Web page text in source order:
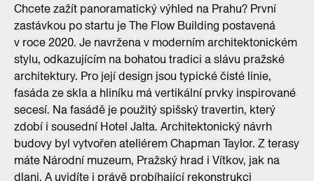
Chcete zažít panoramatický výhled na Prahu? První
zastávkou po startu je The Flow Building postavená
v roce 2020. Je navržena v moderním architektonickém
stylu, odkazujícím na bohatou tradici a slávu pražské
architektury. Pro její design jsou typické čisté linie,
fasáda ze skla a hliníku má vertikální prvky inspirované
secesí. Na fasádě je použitý spišský travertin, který
zdobí i sousední Hotel Jalta. Architektonický návrh
budovy byl vytvořen ateliérem Chapman Taylor. Z terasy
máte Národní muzeum, Pražský hrad i Vítkov, jak na
dlani. A uvidíte i právě probíhající rekonstrukci